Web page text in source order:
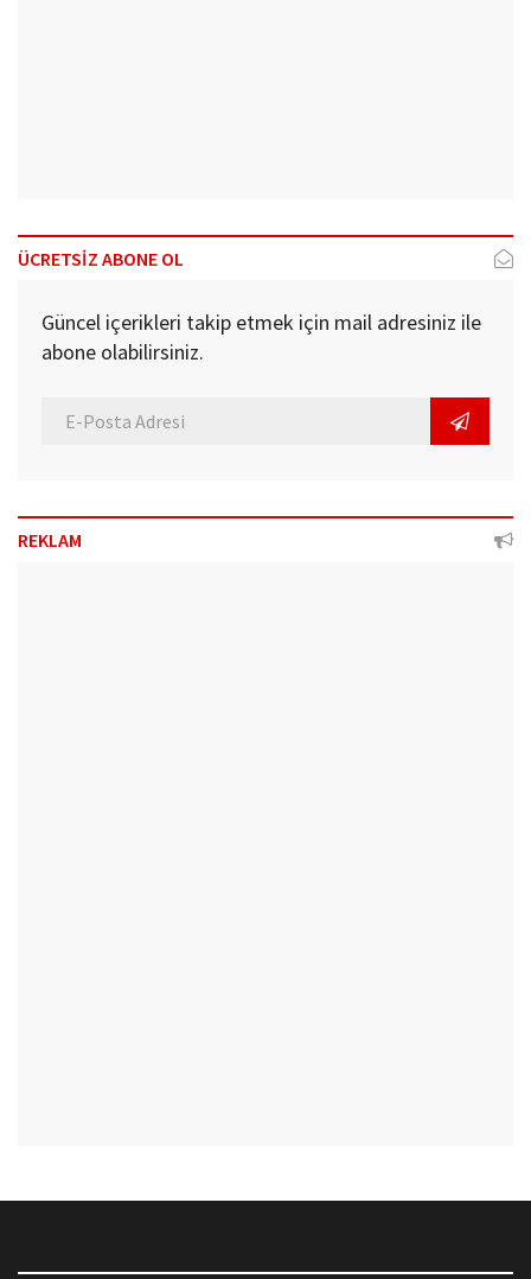
ÜCRETSİZ ABONE OL
Güncel içerikleri takip etmek için mail adresiniz ile
abone olabilirsiniz.
REKLAM